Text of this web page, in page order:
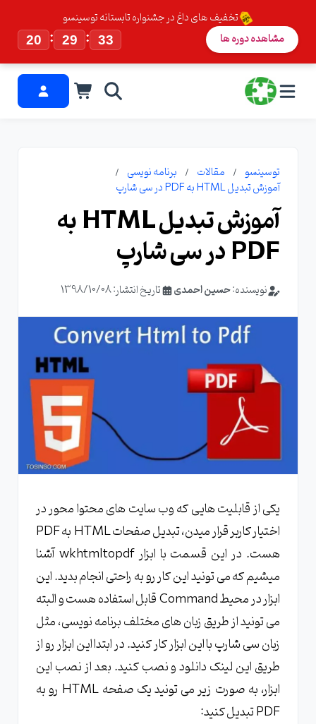
تخفیف های داغ در جشنواره تابستانه توسینسو
20
: 29 : 33 مشاهده دوره ها
توسینسو مقالات
برنامه نویسی
آموزش تبدیل HTML به PDF در سی شارپ
آموزش تبدیل HTML به
PDF در سی شارپ
نویسنده:حسین احمدی تاریخ انتشار: 1398/10/08
یکی از قابلیت هایی که وب سایت های محتوا محور در
اختیار کاربر قرار میدن، تبدیل صفحات HTML به PDF
هست. در این قسمت با ابزار wkhtmltopdf آشنا
میشیم که می تونید این کار رو به راحتی انجام بدید. این
ابزار در محیط Command قابل استفاده هست و البته
می تونید از طریق زبان های مختلف برنامه نویسی، مثل
زبان سی شارپ با این ابزار کار کنید. در ابتدا این ابزار رو از
طریق این لینک دانلود و نصب کنید. بعد از نصب این
ابزار، به صورت زیر می تونید یک صفحه HTML رو به
PDF تبدیل کنید: